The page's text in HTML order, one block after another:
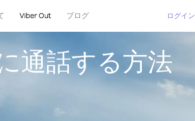
Viber Out ブログ ログイン
通話する方法